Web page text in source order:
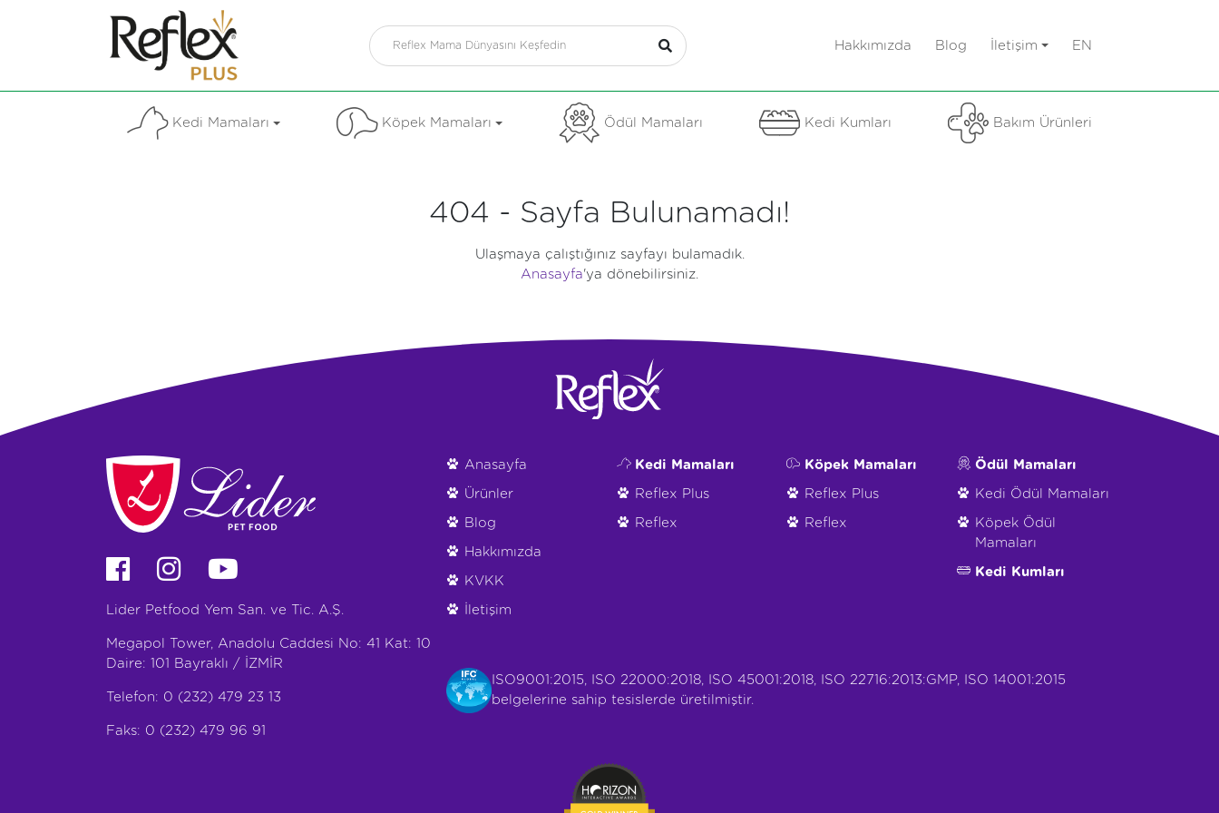
Hakkımızda Blog İletişim EN
Kedi Mamaları Köpek Mamaları Ödül Mamaları Kedi Kumları Bakım Ürünleri
404 - Sayfa Bulunamadı!
Ulaşmaya çalıştığınız sayfayı bulamadık.
Anasayfa'ya dönebilirsiniz.
Lider Petfood Yem San. ve Tic. A.Ş.
Megapol Tower, Anadolu Caddesi No: 41 Kat: 10
Daire: 101 Bayraklı / İZMİR
Telefon: 0 (232) 479 23 13
Faks: 0 (232) 479 96 91
Anasayfa
Ürünler
Blog
Hakkımızda
KVKK
İletişim
Kedi Mamaları
Reflex Plus
Reflex
Köpek Mamaları
Reflex Plus
Reflex
Ödül Mamaları
Kedi Ödül Mamaları
Köpek Ödül
Mamaları
Kedi Kumları
ISO9001:2015, ISO 22000:2018, ISO 45001:2018, ISO 22716:2013:GMP, ISO 14001:2015
belgelerine sahip tesislerde üretilmiştir.